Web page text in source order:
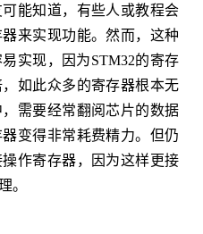
能知道，有些人或教程会
来实现功能。然而，这种
实现，因为STM32的寄存
如此众多的寄存器根本无
需要经常翻阅芯片的数据
变得非常耗费精力。但仍
作寄存器，因为这样更接
。